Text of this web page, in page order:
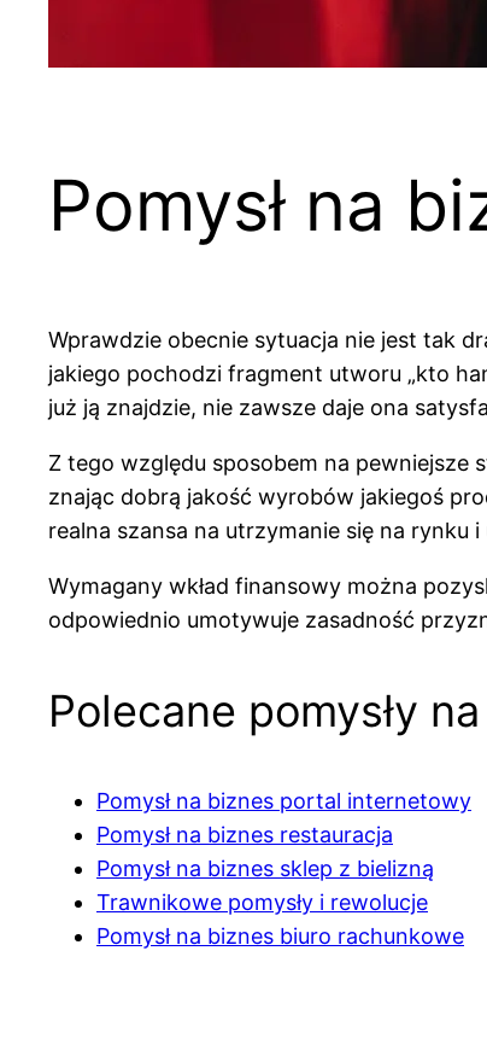
Pomysł na
Wprawdzie obecnie sytuacja nie jest tak
jakiego pochodzi fragment utworu „kto
już ją znajdzie, nie zawsze daje ona
Z tego względu sposobem na pewniejsze
znając dobrą jakość wyrobów jakiegoś
realna szansa na utrzymanie się na
Wymagany wkład finansowy można
odpowiednio umotywuje zasadność
Polecane pomysły
Pomysł na biznes portal internetowy
Pomysł na biznes restauracja
Pomysł na biznes sklep z bielizną
Trawnikowe pomysły i rewolucje
Pomysł na biznes biuro rachunkowe